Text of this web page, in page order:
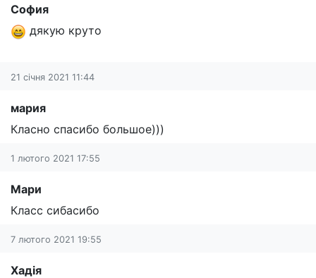
София
дякую круто
21 січня 2021 11:44
мария
Класно спасибо большое)))
1 лютого 2021 17:55
Мари
Класс сибасибо
7 лютого 2021 19:55
Хадія